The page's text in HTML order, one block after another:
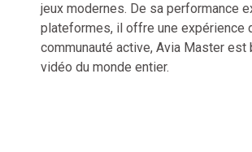
jeux modernes. De sa performance
plateformes, il offre une expérience
communauté active, Avia Master
vidéo du monde entier.